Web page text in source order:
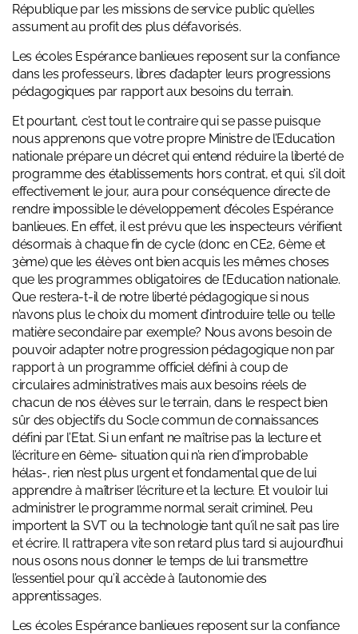
République par les missions de service public qu’elles
assument au profit des plus défavorisés.
Les écoles Espérance banlieues reposent sur la confiance
dans les professeurs, libres d’adapter leurs progressions
pédagogiques par rapport aux besoins du terrain.
Et pourtant, c’est tout le contraire qui se passe puisque
nous apprenons que votre propre Ministre de l’Education
nationale prépare un décret qui entend réduire la liberté de
programme des établissements hors contrat, et qui, s’il doit
effectivement le jour, aura pour conséquence directe de
rendre impossible le développement d’écoles Espérance
banlieues. En effet, il est prévu que les inspecteurs vérifient
désormais à chaque fin de cycle (donc en CE2, 6ème et
3ème) que les élèves ont bien acquis les mêmes choses
que les programmes obligatoires de l’Education nationale.
Que restera-t-il de notre liberté pédagogique si nous
n’avons plus le choix du moment d’introduire telle ou telle
matière secondaire par exemple? Nous avons besoin de
pouvoir adapter notre progression pédagogique non par
rapport à un programme officiel défini à coup de
circulaires administratives mais aux besoins réels de
chacun de nos élèves sur le terrain, dans le respect bien
sûr des objectifs du Socle commun de connaissances
défini par l’Etat. Si un enfant ne maîtrise pas la lecture et
l’écriture en 6ème- situation qui n’a rien d’improbable
hélas-, rien n’est plus urgent et fondamental que de lui
apprendre à maîtriser l’écriture et la lecture. Et vouloir lui
administrer le programme normal serait criminel. Peu
importent la SVT ou la technologie tant qu’il ne sait pas lire
et écrire. Il rattrapera vite son retard plus tard si aujourd’hui
nous osons nous donner le temps de lui transmettre
l’essentiel pour qu’il accède à l’autonomie des
apprentissages.
Les écoles Espérance banlieues reposent sur la confiance